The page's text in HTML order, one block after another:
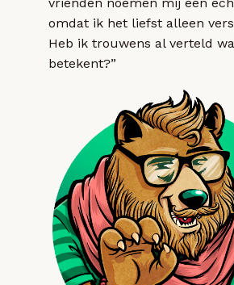
vrienden noemen mij een
omdat ik het liefst alleen
Heb ik trouwens al verteld
betekent?”